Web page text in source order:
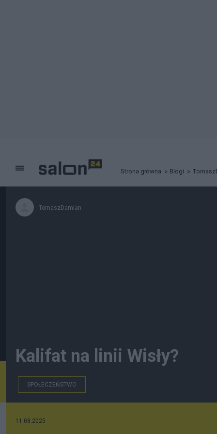
Strona główna Blogi
TomaszDamian
Kalifat na linii Wisły?
SPOŁECZEŃSTWO
11.08.2025